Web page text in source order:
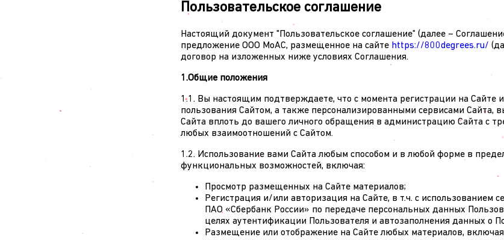
Пользовательское соглашение
Настоящий документ "Пользовательское соглашение" (далее –
предложение ООО МоАС, размещенное на сайте https://800degrees.ru/
договор на изложенных ниже условиях Соглашения.
1.Общие положения
1.1. Вы настоящим подтверждаете, что с момента регистрации на Сайте
пользования Сайтом, а также персонализированными сервисами Сайта,
Сайта вплоть до вашего личного обращения в администрацию Сайта с
любых взаимоотношений с Сайтом.
1.2. Использование вами Сайта любым способом и в любой форме в
функциональных возможностей, включая:
Просмотр размещенных на Сайте материалов;
Регистрация и/или авторизация на Сайте, в т.ч. с использованием
ПАО «Сбербанк России» по передаче персональных данных
целях аутентификации Пользователя и автозаполнения данных о
Размещение или отображение на Сайте любых материалов,